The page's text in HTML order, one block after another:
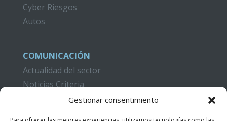
Gestionar consentimiento
Cyber Riesgos
Autos
COMUNICACIÓN
Actualidad del sector
Noticias Criteria
CAMPUS CRITERIA